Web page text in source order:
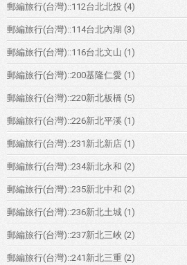
郵編旅行(台灣)::112台北北投 (4)
郵編旅行(台灣)::114台北內湖 (3)
郵編旅行(台灣)::116台北文山 (1)
郵編旅行(台灣)::200基隆仁愛 (1)
郵編旅行(台灣)::220新北板橋 (5)
郵編旅行(台灣)::226新北平溪 (1)
郵編旅行(台灣)::231新北新店 (1)
郵編旅行(台灣)::234新北永和 (2)
郵編旅行(台灣)::235新北中和 (2)
郵編旅行(台灣)::236新北土城 (1)
郵編旅行(台灣)::237新北三峽 (2)
郵編旅行(台灣)::241新北三重 (2)